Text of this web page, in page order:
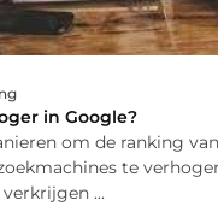
in Google?
om de ranking
te
...